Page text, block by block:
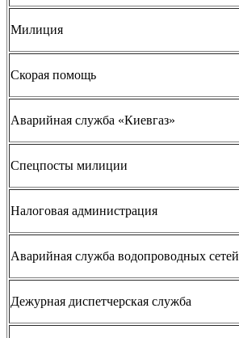
Милиция
Скорая помощь
Аварийная служба «Киевгаз»
Спецпосты милиции
Налоговая администрация
Аварийная служба водопроводных сетей
Дежурная диспетчерская служба